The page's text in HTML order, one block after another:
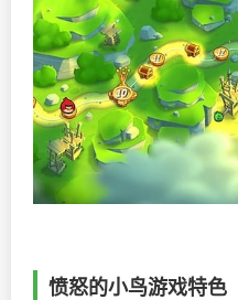
愤怒的小鸟游戏特色